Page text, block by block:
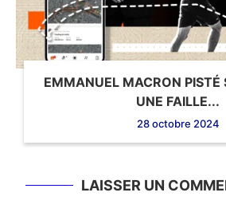
EMMANUEL MACRON PISTÉ
UNE FAILLE...
28 octobre 2024
LAISSER UN